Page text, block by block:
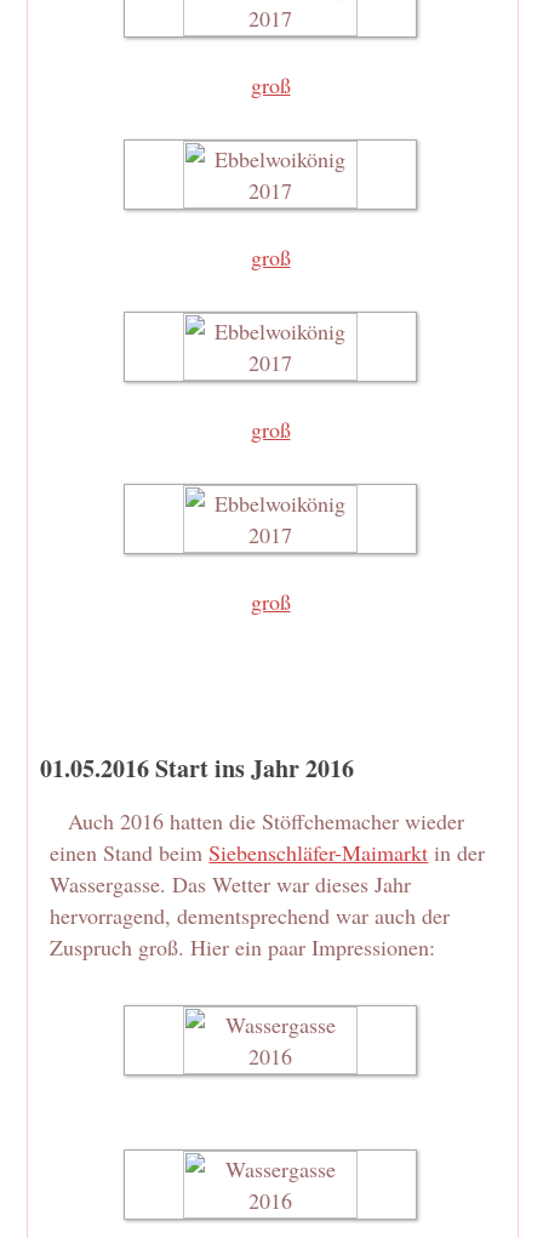
groß
groß
groß
groß
01.05.2016 Start ins Jahr 2016
Auch 2016 hatten die Stöffchemacher wieder
einen Stand beimSiebenschläfer-Maimarkt in der
Wassergasse. Das Wetter war dieses Jahr
hervorragend, dementsprechend war auch der
Zuspruch groß. Hier ein paar Impressionen: